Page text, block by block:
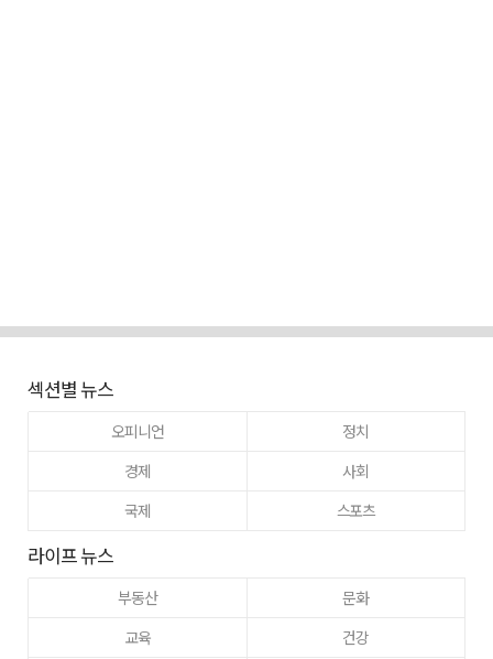
섹션별 뉴스
오피니언
정치
경제
사회
국제
스포츠
라이프 뉴스
부동산
문화
교육
건강